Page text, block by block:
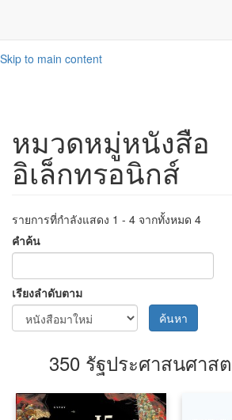
Skip to main content
หมวดหมู่หนังสือ
อิเล็กทรอนิกส์
รายการที่กำลังแสดง 1 - 4 จากทั้งหมด 4
คำค้น
เรียงลำดับตาม
ค้นหา
350 รัฐประศาสนศาส